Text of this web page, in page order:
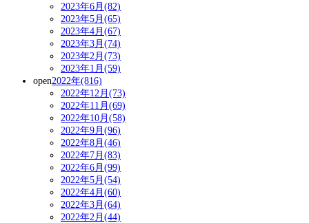
2023年6月(82)
2023年5月(65)
2023年4月(67)
2023年3月(74)
2023年2月(73)
2023年1月(59)
open2022年(816)
2022年12月(73)
2022年11月(69)
2022年10月(58)
2022年9月(96)
2022年8月(46)
2022年7月(83)
2022年6月(99)
2022年5月(54)
2022年4月(60)
2022年3月(64)
2022年2月(44)